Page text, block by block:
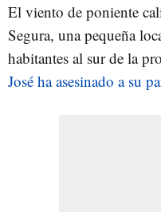
El viento de poniente
Segura, una pequeña
habitantes al sur de la
José ha asesinado a su